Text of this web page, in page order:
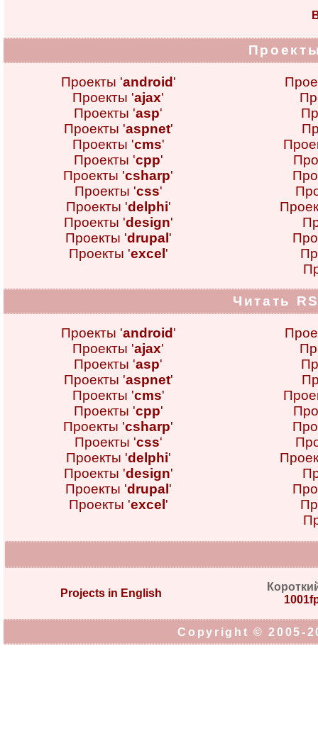
Проекты 'android '
Проекты 'ajax'
Проекты 'asp'
Проекты 'aspnet'
Проекты 'cms'
Проекты 'cpp'
Проекты 'csharp'
Проекты 'css'
Проекты 'delphi'
Проекты 'design'
Проекты 'drupal '
Проекты 'excel '
Читать
Проекты 'android '
Проекты 'ajax'
Проекты 'asp'
Проекты 'aspnet'
Проекты 'cms'
Проекты 'cpp'
Проекты 'csharp'
Проекты 'css'
Проекты 'delphi'
Проекты 'design'
Проекты 'drupal '
Проекты 'excel '
Projects in English
Copyright © 2005-